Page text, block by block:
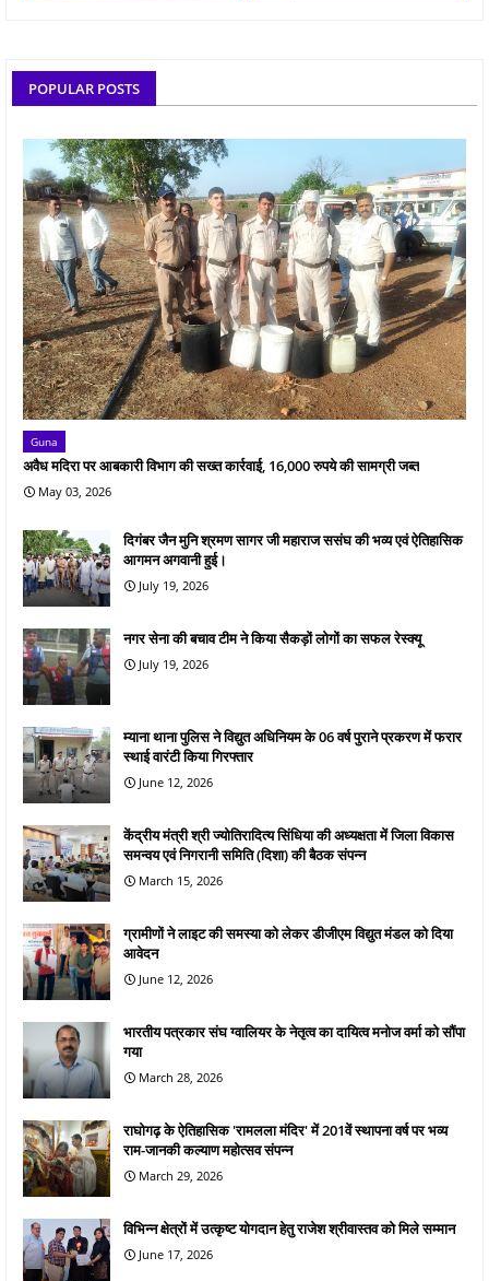
POPULAR POSTS
Guna
अवैध मदिरा पर आबकारी विभाग की सख्त कार्रवाई, 16,000 रुपये की सामग्री जब्त
May 03, 2026
दिगंबर जैन मुनि श्रमण सागर जी महाराज ससंघ की भव्य एवं ऐतिहासिक
आगमन अगवानी हुई।
July 19, 2026
नगर सेना की बचाव टीम ने किया सैकड़ों लोगों का सफल रेस्क्यू
July 19, 2026
म्याना थाना पुलिस ने विद्युत अधिनियम के 06 वर्ष पुराने प्रकरण में फरार
स्थाई वारंटी किया गिरफ्तार
June 12, 2026
केंद्रीय मंत्री श्री ज्योतिरादित्य सिंधिया की अध्यक्षता में जिला विकास
समन्वय एवं निगरानी समिति (दिशा) की बैठक संपन्न
March 15, 2026
ग्रामीणों ने लाइट की समस्या को लेकर डीजीएम विद्युत मंडल को दिया
आवेदन
June 12, 2026
भारतीय पत्रकार संघ ग्वालियर के नेतृत्व का दायित्व मनोज वर्मा को सौंपा
गया
March 28, 2026
राघोगढ़ के ऐतिहासिक 'रामलला मंदिर' में 201वें स्थापना वर्ष पर भव्य
राम-जानकी कल्याण महोत्सव संपन्न
March 29, 2026
विभिन्न क्षेत्रों में उत्कृष्ट योगदान हेतु राजेश श्रीवास्तव को मिले सम्मान
June 17, 2026